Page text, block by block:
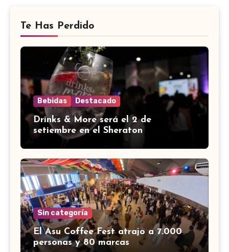
Te Has Perdido
Bebidas Destacado
Drinks & More será el 2 de
setiembre en el Sheraton
Sin categoría
El Asu Coffee Fest atrajo a 7.000
personas y 80 marcas